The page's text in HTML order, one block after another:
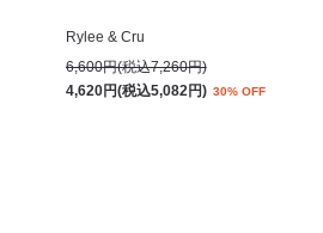
Rylee & Cru
6,600円(税込7,260円)
4,620円(税込5,082円) 30% OFF